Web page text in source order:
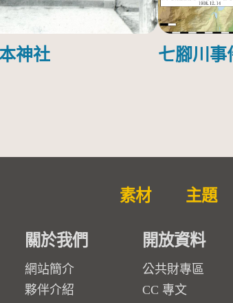
神社 七腳川事
素材 主題
關於我們
網站簡介
夥伴介紹
開放資料
公共財專區
CC 專文